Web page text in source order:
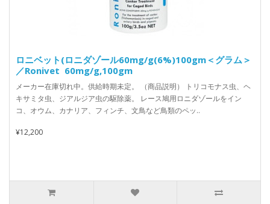
ロニベット(ロニダゾール60mg/g(6%)100gm＜グラム＞
／Ronivet 60mg/g,100gm
メーカー在庫切れ中。供給時期未定。 （商品説明） トリコモナス虫、ヘ
キサミタ虫、ジアルジア虫の駆除薬。 レース鳩用ロニダゾールをイン
コ、オウム、カナリア、フィンチ、文鳥など鳥類のペッ..
¥12,200